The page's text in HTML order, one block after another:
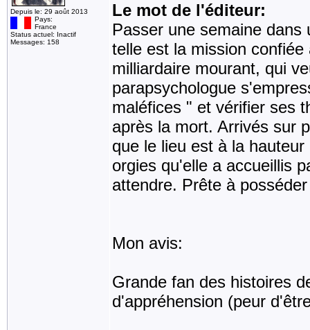
Depuis le: 29 août 2013
Pays:
France
Status actuel: Inactif
Messages: 158
Le mot de l'éditeur:
Passer une semaine
telle est la mission
milliardaire mourant, qui
parapsychologue
maléfices " et vérifier ses
après la mort. Arrivés sur
que le lieu est à la
orgies qu'elle a accueillis
attendre. Prête à
Mon avis:
Grande fan des histoires
d'appréhension (peur